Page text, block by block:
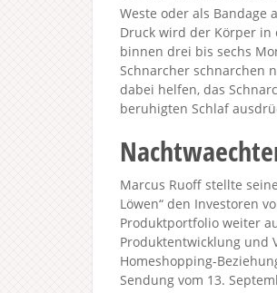
Weste oder als Bandage
Druck wird der Körper in
binnen drei bis sechs
Schnarcher schnarchen
dabei helfen, das
beruhigten Schlaf
Marcus Ruoff stellte
Löwen“ den Investoren
Produktportfolio weiter
Produktentwicklung und
Homeshopping-
Sendung vom 13.